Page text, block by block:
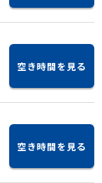
空き時間を見る
空き時間を見る